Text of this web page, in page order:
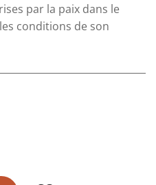
par la paix dans le
conditions de son